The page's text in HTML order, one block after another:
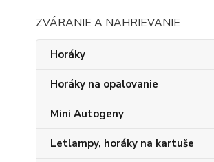
ZVÁRANIE A NAHRIEVANIE
Horáky
Horáky na opalovanie
Mini Autogeny
Letlampy, horáky na kartuše